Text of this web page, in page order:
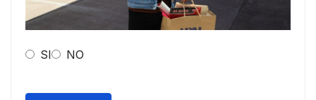
SI NO